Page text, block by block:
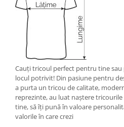
Cauţi tricoul perfect pentru tine sau
locul potrivit! Din pasiune pentru
a purta un tricou de calitate,
reprezinte, au luat naştere
tine, să îţi pună în valoare
valorile în care crezi